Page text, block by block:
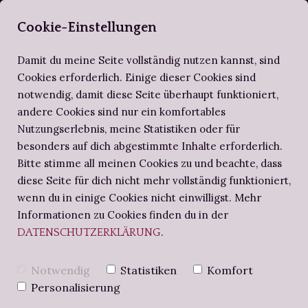
ZIRKEL DER SELBERBUCHBINDER
BUCHBINDEN-WORKSHOPS
BUCHBINDERS BRIEFE
SCHRITT FÜR SCHRITT
BUCHBINDE-PROJEKTE
ALTES WISSEN
NOTIZBUCH
CREATIVE
BÜTTENPAPIER
Cookie-Einstellungen
Damit du meine Seite vollständig nutzen kannst, sind
Cookies erforderlich. Einige dieser Cookies sind
notwendig, damit diese Seite überhaupt funktioniert,
andere Cookies sind nur ein komfortables
Nutzungserlebnis, meine Statistiken oder für
besonders auf dich abgestimmte Inhalte erforderlich.
Bitte stimme all meinen Cookies zu und beachte, dass
diese Seite für dich nicht mehr vollständig funktioniert,
wenn du in einige Cookies nicht einwilligst. Mehr
Informationen zu Cookies finden du in der
DATENSCHUTZERKLÄRUNG.
Notwendig Statistiken
Komfort
Personalisierung